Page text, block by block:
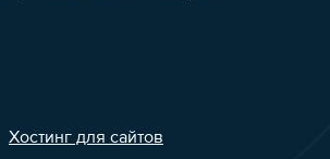
Хостинг для сайтов